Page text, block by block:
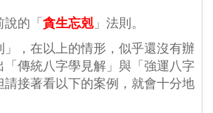
說的「貪生忘剋」法則。
」，在以上的情形，似乎還沒有辦
傳統八字學見解」與「強運八字
接著看以下的案例，就會十分地